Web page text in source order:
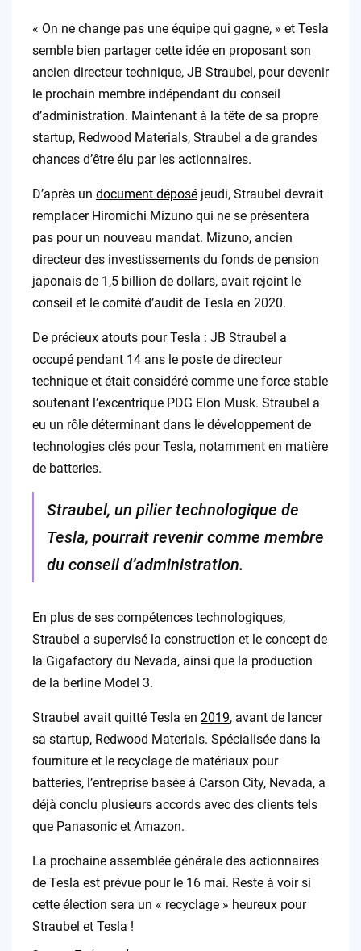
« On ne change pas une équipe qui gagne, » et Tesla
semble bien partager cette idée en proposant son
ancien directeur technique, JB Straubel, pour devenir
le prochain membre indépendant du conseil
d’administration. Maintenant à la tête de sa propre
startup, Redwood Materials, Straubel a de grandes
chances d’être élu par les actionnaires.
D’après un document déposéjeudi, Straubel devrait
remplacer Hiromichi Mizuno qui ne se présentera
pas pour un nouveau mandat. Mizuno, ancien
directeur des investissements du fonds de pension
japonais de 1,5 billion de dollars, avait rejoint le
conseil et le comité d’audit de Tesla en 2020.
De précieux atouts pour Tesla : JB Straubel a
occupé pendant 14 ans le poste de directeur
technique et était considéré comme une force stable
soutenant l’excentrique PDG Elon Musk. Straubel a
eu un rôle déterminant dans le développement de
technologies clés pour Tesla, notamment en matière
de batteries.
Straubel, un pilier technologique de
Tesla, pourrait revenir comme membre
du conseil d’administration.
En plus de ses compétences technologiques,
Straubel a supervisé la construction et le concept de
la Gigafactory du Nevada, ainsi que la production
de la berline Model 3.
Straubel avait quitté Tesla en 2019, avant de lancer
sa startup, Redwood Materials. Spécialisée dans la
fourniture et le recyclage de matériaux pour
batteries, l’entreprise basée à Carson City, Nevada, a
déjà conclu plusieurs accords avec des clients tels
que Panasonic et Amazon.
La prochaine assemblée générale des actionnaires
de Tesla est prévue pour le 16 mai. Reste à voir si
cette élection sera un « recyclage » heureux pour
Straubel et Tesla !